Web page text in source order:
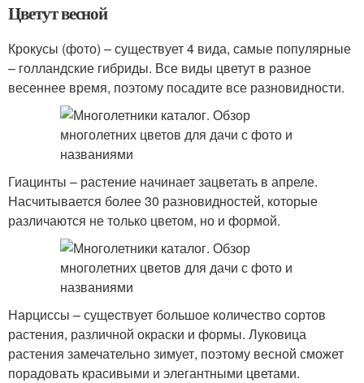
Цветут весной
Крокусы (фото) – существует 4 вида, самые популярные
– голландские гибриды. Все виды цветут в разное
весеннее время, поэтому посадите все разновидности.
Гиацинты – растение начинает зацветать в апреле.
Насчитывается более 30 разновидностей, которые
различаются не только цветом, но и формой.
Нарциссы – существует большое количество сортов
растения, различной окраски и формы. Луковица
растения замечательно зимует, поэтому весной сможет
порадовать красивыми и элегантными цветами.